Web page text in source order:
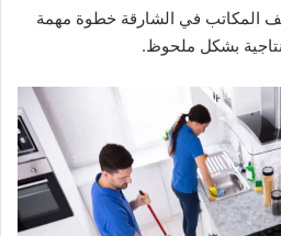
المكاتب في الشارقة خطوة مهمة
بشكل ملحوظ.